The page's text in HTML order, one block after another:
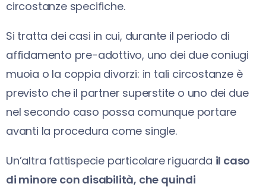
circostanze specifiche.
Si tratta dei casi in cui, durante il periodo di
affidamento pre-adottivo, uno dei due coniugi
muoia o la coppia divorzi: in tali circostanze è
previsto che il partner superstite o uno dei due
nel secondo caso possa comunque portare
avanti la procedura come single.
Un’altra fattispecie particolare riguarda il caso
di minore con disabilità, che quindi